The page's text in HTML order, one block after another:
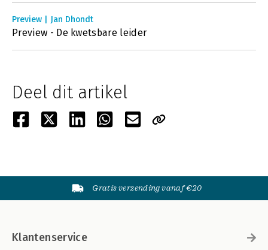
Preview | Jan Dhondt
Preview - De kwetsbare leider
Deel dit artikel
Gratis verzending vanaf €20
Klantenservice